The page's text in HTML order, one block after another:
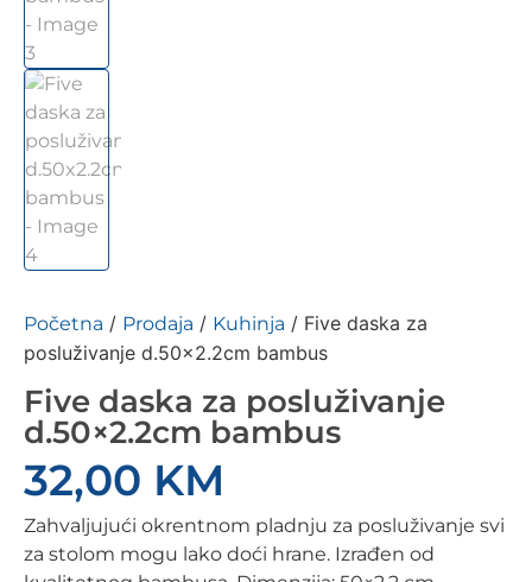
Početna / Prodaja / Kuhinja / Five daska za
posluživanje d.50×2.2cm bambus
Five daska za posluživanje
d.50×2.2cm bambus
32,00 KM
Zahvaljujući okrentnom pladnju za posluživanje svi
za stolom mogu lako doći hrane. Izrađen od